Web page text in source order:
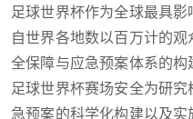
足球世界杯作为全球最具
自世界各地数以百万计的
全保障与应急预案体系的
足球世界杯赛场安全为研